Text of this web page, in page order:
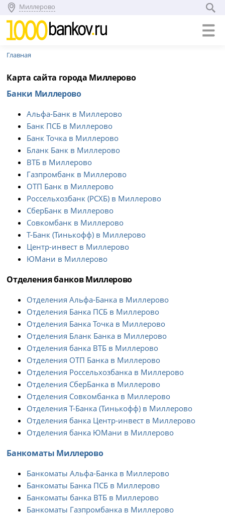
Миллерово
Главная
Карта сайта города Миллерово
Банки Миллерово
Альфа-Банк в Миллерово
Банк ПСБ в Миллерово
Банк Точка в Миллерово
Бланк Банк в Миллерово
ВТБ в Миллерово
Газпромбанк в Миллерово
ОТП Банк в Миллерово
Россельхозбанк (РСХБ) в Миллерово
СберБанк в Миллерово
Совкомбанк в Миллерово
Т-Банк (Тинькофф) в Миллерово
Центр-инвест в Миллерово
ЮМани в Миллерово
Отделения банков Миллерово
Отделения Альфа-Банка в Миллерово
Отделения Банка ПСБ в Миллерово
Отделения Банка Точка в Миллерово
Отделения Бланк Банка в Миллерово
Отделения банка ВТБ в Миллерово
Отделения ОТП Банка в Миллерово
Отделения Россельхозбанка в Миллерово
Отделения СберБанка в Миллерово
Отделения Совкомбанка в Миллерово
Отделения Т-Банка (Тинькофф) в Миллерово
Отделения банка Центр-инвест в Миллерово
Отделения банка ЮМани в Миллерово
Банкоматы Миллерово
Банкоматы Альфа-Банка в Миллерово
Банкоматы Банка ПСБ в Миллерово
Банкоматы банка ВТБ в Миллерово
Банкоматы Газпромбанка в Миллерово